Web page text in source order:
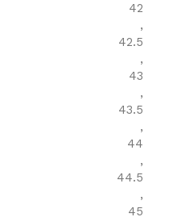
42
,
42.5
,
43
,
43.5
,
44
,
44.5
,
45